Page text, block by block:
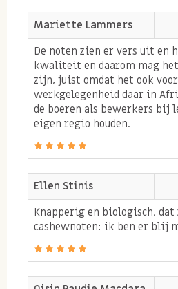
slechte cholesterol kan
vetzuren uit noten zoals
tevens noodzakelijk voor
van voldoende
zijn gezonde vetzuren
gedacht werd maar juist
gezonde voeding let en
levensstijl wilt.
Biologische cashewnoten
aanzienlijk gehalte aan
mineraal selenium.
anti-oxidant wat helpt
te nemen en vrije
Biologische cashewnoten
Mariette Lammers
De noten zien er vers uit en
kwaliteit en daarom mag
zijn, juist omdat het ook
werkgelegenheid daar in
de boeren als bewerkers bij
eigen regio houden.
Ellen Stinis
Knapperig en biologisch,
cashewnoten: ik ben er blij